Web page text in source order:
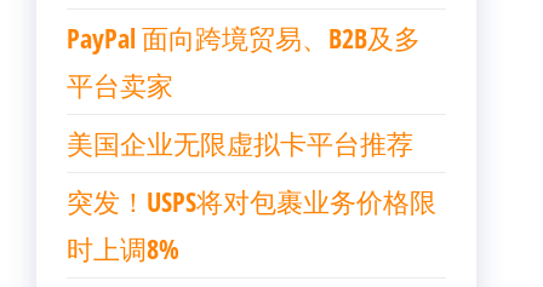
PayPal 面向跨境贸易、B2B及多
平台卖家
美国企业无限虚拟卡平台推荐
突发！USPS将对包裹业务价格限
时上调8%